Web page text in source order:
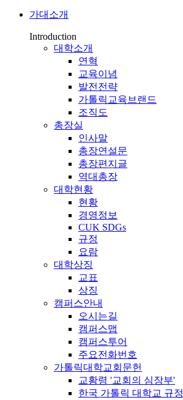
가대소개
Introduction
대학소개
연혁
교육이념
발전전략
가톨릭교육브랜드
조직도
총장실
인사말
총장연설문
총장편지글
역대총장
대학현황
현황
경영정보
CUK SDGs
규정
요람
대학상징
교표
상징
캠퍼스안내
오시는길
캠퍼스맵
캠퍼스투어
주요전화번호
가톨릭대학교회문헌
교황령 '교회의 심장부'
한국 가톨릭 대학교 규정